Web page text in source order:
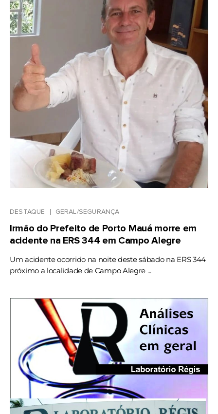
DESTAQUE GERAL/SEGURANÇA
Irmão do Prefeito de Porto Mauá morre em
acidente na ERS 344 em Campo Alegre
Um acidente ocorrido na noite deste sábado na ERS 344
próximo a localidade de Campo Alegre ...